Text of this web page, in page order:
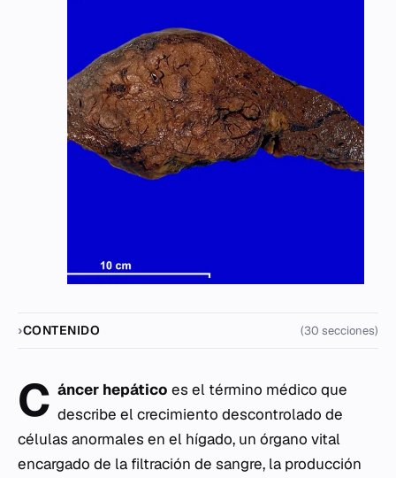
CONTENIDO (30 secciones)
C áncer hepático es el término médico que
describe el crecimiento descontrolado de
células anormales en el hígado, un órgano vital
encargado de la filtración de sangre, la producción